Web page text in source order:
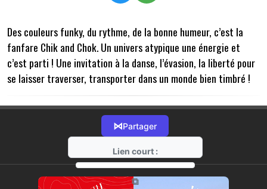
Des couleurs funky, du rythme, de la bonne humeur, c’est la
fanfare Chik and Chok. Un univers atypique une énergie et
c’est parti ! Une invitation à la danse, l’évasion, la liberté pour
se laisser traverser, transporter dans un monde bien timbré !
⋈Partager
Lien court :
https://radio-g.fr?17955
⧉